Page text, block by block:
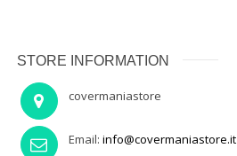
STORE INFORMATION
covermaniastore
Email: info@covermaniastore.it